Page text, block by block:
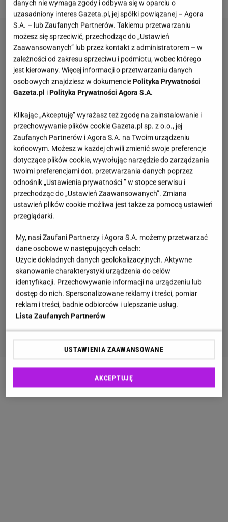
danych nie wymaga zgody i odbywa się w oparciu o
uzasadniony interes Gazeta.pl, jej spółki powiązanej – Agora
S.A. – lub Zaufanych Partnerów. Takiemu przetwarzaniu
możesz się sprzeciwić, przechodząc do „Ustawień
Zaawansowanych” lub przez kontakt z administratorem – w
zależności od zakresu sprzeciwu i podmiotu, wobec którego
jest kierowany. Więcej informacji o przetwarzaniu danych
osobowych znajdziesz w dokumenciePolityka Prywatności
Gazeta.pl iPolityka Prywatności Agora S.A.
Klikając „Akceptuję” wyrażasz też zgodę na zainstalowanie i
przechowywanie plików cookie Gazeta.pl sp. z o.o., jej
Zaufanych Partnerów i Agora S.A. na Twoim urządzeniu
końcowym. Możesz w każdej chwili zmienić swoje preferencje
dotyczące plików cookie, wywołując narzędzie do zarządzania
twoimi preferencjami dot. przetwarzania danych poprzez
odnośnik „Ustawienia prywatności ” w stopce serwisu i
przechodząc do „Ustawień Zaawansowanych”. Zmiana
ustawień plików cookie możliwa jest także za pomocą ustawień
przeglądarki.
My, nasi Zaufani Partnerzy i Agora S.A. możemy przetwarzać
dane osobowe w następujących celach:
Użycie dokładnych danych geolokalizacyjnych. Aktywne
skanowanie charakterystyki urządzenia do celów
identyfikacji. Przechowywanie informacji na urządzeniu lub
dostęp do nich. Spersonalizowane reklamy i treści, pomiar
reklam i treści, badnie odbiorców i ulepszanie usług.
Lista Zaufanych Partnerów
USTAWIENIA ZAAWANSOWANE
AKCEPTUJĘ